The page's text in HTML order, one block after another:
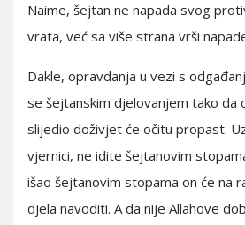
Naime, šejtan ne napada svog
vrata, već sa više strana vrši
Dakle, opravdanja u vezi s
se šejtanskim djelovanjem tako da
slijedio doživjet će očitu propast.
vjernici, ne idite šejtanovim
išao šejtanovim stopama on će na
djela navoditi. A da nije Allahove